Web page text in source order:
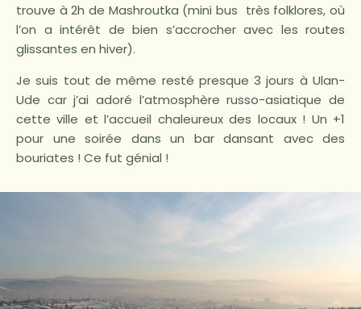
trouve à 2h de Mashroutka (mini bus très folklores, où
l’on a intérêt de bien s’accrocher avec les routes
glissantes en hiver).
Je suis tout de même resté presque 3 jours à Ulan-
Ude car j’ai adoré l’atmosphère russo-asiatique de
cette ville et l’accueil chaleureux des locaux ! Un +1
pour une soirée dans un bar dansant avec des
bouriates ! Ce fut génial !